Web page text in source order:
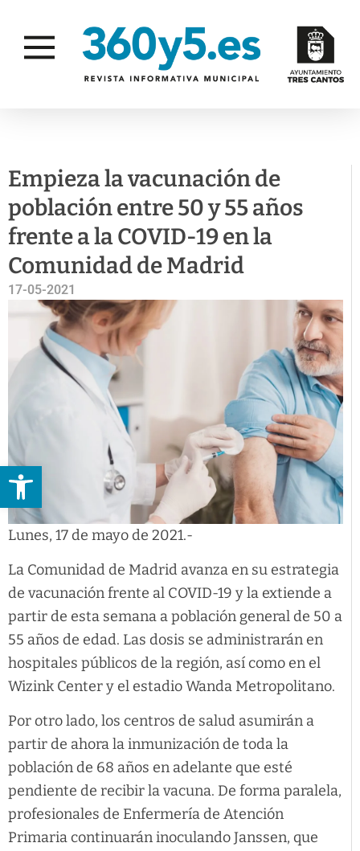
Abrir barra de herramientas
Empieza la vacunación de
población entre 50 y 55 años
frente a la COVID-19 en la
Comunidad de Madrid
17-05-2021
Lunes, 17 de mayo de 2021.-
La Comunidad de Madrid avanza en su estrategia
de vacunación frente al COVID-19 y la extiende a
partir de esta semana a población general de 50 a
55 años de edad. Las dosis se administrarán en
hospitales públicos de la región, así como en el
Wizink Center y el estadio Wanda Metropolitano.
Por otro lado, los centros de salud asumirán a
partir de ahora la inmunización de toda la
población de 68 años en adelante que esté
pendiente de recibir la vacuna. De forma paralela,
profesionales de Enfermería de Atención
Primaria continuarán inoculando Janssen, que